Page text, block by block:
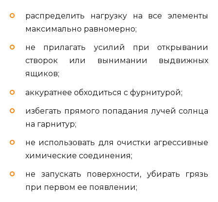
распределить нагрузку на все элементы
максимально равномерно;
не прилагать усилий при открывании
створок или вынимании выдвижных
ящиков;
аккуратнее обходиться с фурнитурой;
избегать прямого попадания лучей солнца
на гарнитур;
не использовать для очистки агрессивные
химические соединения;
не запускать поверхности, убирать грязь
при первом ее появлении;